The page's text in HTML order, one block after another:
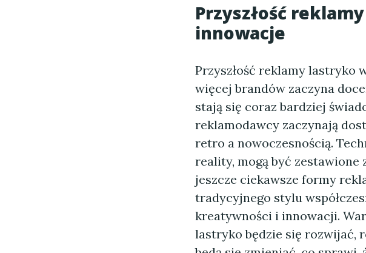
Przyszłość
innowacje
Przyszłość reklamy lastryko
więcej brandów zaczyna
stają się coraz bardziej
reklamodawcy zaczynają
retro a nowoczesnością.
reality, mogą być
jeszcze ciekawsze formy
tradycyjnego stylu
kreatywności i innowacji.
lastryko będzie się rozwijać,